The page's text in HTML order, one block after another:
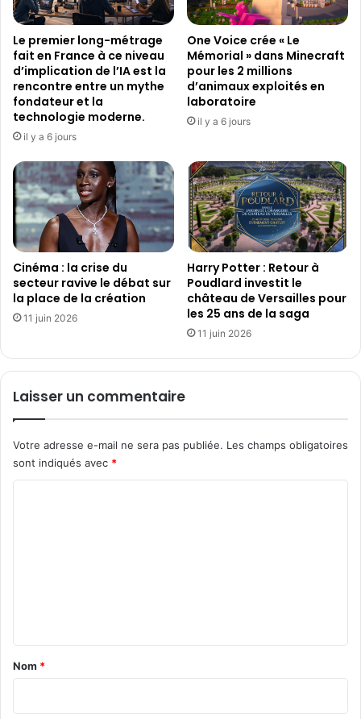
o
p
t
,
l
a
o
u
t
o
n
D
i
i
u
e
n
r
e
d
’
s
p
o
r
t
Le premier long-métrage
fait en France à ce niveau
d’implication de l’IA est la
rencontre entre un mythe
fondateur et la
technologie moderne.
il y a 6 jours
One Voice crée « Le
Mémorial » dans Minecraft
pour les 2 millions
d’animaux exploités en
laboratoire
il y a 6 jours
Cinéma : la crise du
secteur ravive le débat sur
la place de la création
11 juin 2026
Harry Potter : Retour à
Poudlard investit le
château de Versailles pour
les 25 ans de la saga
11 juin 2026
Laisser un commentaire
Votre adresse e-mail ne sera pas publiée. Les champs obligatoires
sont indiqués avec *
a
r
Nom *